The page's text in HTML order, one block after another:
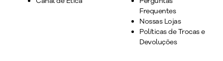
Frequentes
Nossas Lojas
Políticas de Trocas e
Devoluções